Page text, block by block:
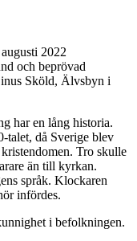
2022
och beprövad
Sköld, Älvsbyn i
har en lång historia.
talet, då Sverige blev
Tro skulle
än till kyrkan.
språk. Klockaren
infördes.
i befolkningen.